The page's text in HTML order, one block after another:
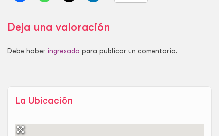
La Ubicación
Deja una valoración
Debe haber ingresado para publicar un comentario.